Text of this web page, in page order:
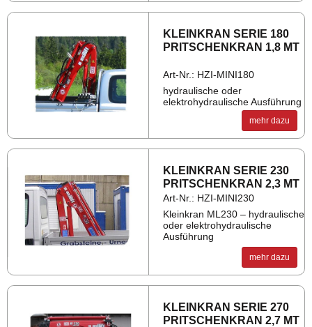
KLEIN­KRAN SERIE 180
PRIT­SCHEN­KRAN 1,8 MT
Art-Nr.: HZI-MINI180
hydraulische oder
elektrohydraulische Ausführung
mehr dazu
KLEIN­KRAN SERIE 230
PRIT­SCHEN­KRAN 2,3 MT
Art-Nr.: HZI-MINI230
Kleinkran ML230 – hydraulische
oder elektrohydraulische
Ausführung
mehr dazu
KLEIN­KRAN SERIE 270
PRIT­SCHEN­KRAN 2,7 MT